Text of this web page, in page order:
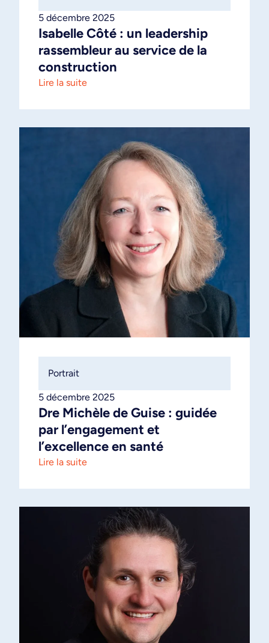
5 décembre 2025
Isabelle Côté : un leadership
rassembleur au service de la
construction
Lire la suite
5 décembre 2025
Portrait
Dre Michèle de Guise : guidée
par l’engagement et
l’excellence en santé
Lire la suite